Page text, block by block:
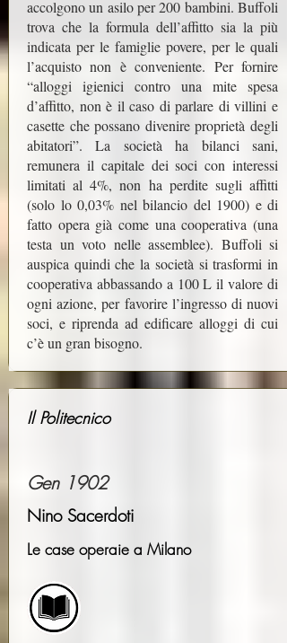
accolgono un asilo per 200 bambini. Buffoli
trova che la formula dell’affitto sia la più
indicata per le famiglie povere, per le quali
l’acquisto non è conveniente. Per fornire
“alloggi igienici contro una mite spesa
d’affitto, non è il caso di parlare di villini e
casette che possano divenire proprietà degli
abitatori”. La società ha bilanci sani,
remunera il capitale dei soci con interessi
limitati al 4%, non ha perdite sugli affitti
(solo lo 0,03% nel bilancio del 1900) e di
fatto opera già come una cooperativa (una
testa un voto nelle assemblee). Buffoli si
auspica quindi che la società si trasformi in
cooperativa abbassando a 100 L il valore di
ogni azione, per favorire l’ingresso di nuovi
soci, e riprenda ad edificare alloggi di cui
c’è un gran bisogno.
Il Politecnico
Gen 1902
Nino Sacerdoti
Le case operaie a Milano